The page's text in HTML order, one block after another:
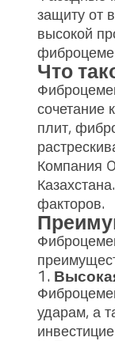
защиту от
высокой
Что
сочетание
плит,
Компания
факторов.
1.
ударам, а